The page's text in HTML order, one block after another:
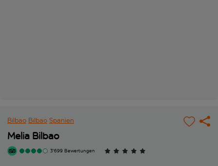
Bilbao Bilbao Spanien
Melia Bilbao
3'699 Bewertungen